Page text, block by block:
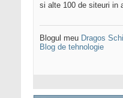
si alte 100 de siteuri in
Blogul meu Dragos
Blog de tehnologie